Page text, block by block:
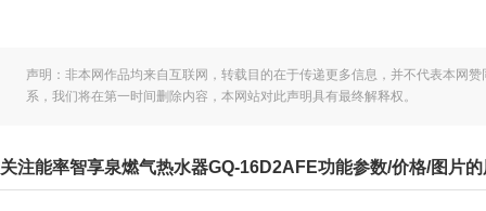
声明：非本网作品均来自互联网，转载目的在于传递更多信息，并不代表本网
系，我们将在第一时间删除内容，本网站对此声明具有最终解释权。
关注能率智享泉燃气热水器GQ-16D2AFE功能参数/价格/图片